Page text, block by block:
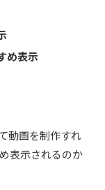
め表示
動画を制作すれ
表示されるのか